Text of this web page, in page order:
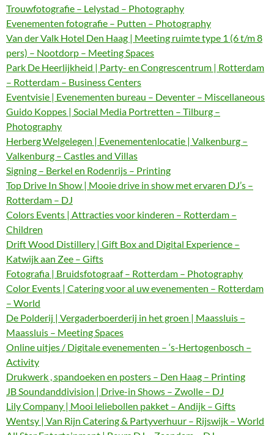
Trouwfotografie – Lelystad – Photography
Evenementen fotografie – Putten – Photography
Van der Valk Hotel Den Haag | Meeting ruimte type 1 (6 t/m 8
pers) – Nootdorp – Meeting Spaces
Park De Heerlijkheid | Party- en Congrescentrum | Rotterdam
– Rotterdam – Business Centers
Eventvisie | Evenementen bureau – Deventer – Miscellaneous
Guido Koppes | Social Media Portretten – Tilburg –
Photography
Herberg Welgelegen | Evenementenlocatie | Valkenburg –
Valkenburg – Castles and Villas
Signing – Berkel en Rodenrijs – Printing
Top Drive In Show | Mooie drive in show met ervaren DJ’s –
Rotterdam – DJ
Colors Events | Attracties voor kinderen – Rotterdam –
Children
Drift Wood Distillery | Gift Box and Digital Experience –
Katwijk aan Zee – Gifts
Fotografia | Bruidsfotograaf – Rotterdam – Photography
Color Events | Catering voor al uw evenementen – Rotterdam
– World
De Polderij | Vergaderboerderij in het groen | Maassluis –
Maassluis – Meeting Spaces
Online uitjes / Digitale evenementen – ‘s-Hertogenbosch –
Activity
Drukwerk , spandoeken en posters – Den Haag – Printing
JB Soundanddivision | Drive-in Shows – Zwolle – DJ
Lily Company | Mooi leliebollen pakket – Andijk – Gifts
Wentsy | Van Rijn Catering & Partyverhuur – Rijswijk – World